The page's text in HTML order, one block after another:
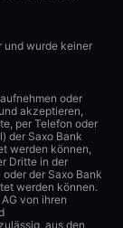
und wurde keiner
oder
akzeptieren,
per Telefon oder
der Saxo Bank
werden können,
Dritte in der
der Saxo Bank
werden können.
von ihren
aus den